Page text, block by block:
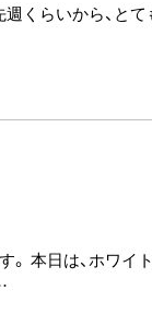
くらいから、とて
本日は、ホワイ